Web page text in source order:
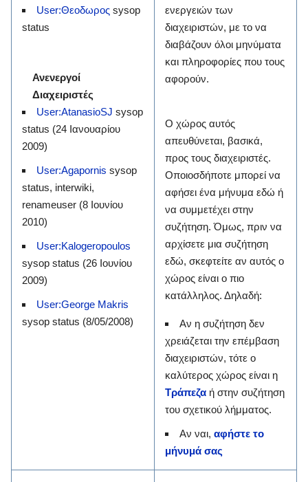
User:Θεοδωρος sysop
status
Ανενεργοί
Διαχειριστές
User:AtanasioSJ sysop
status (24 Ιανουαρίου
2009)
User:Agapornis ‎sysop
status, interwiki,
renameuser (8 Ιουνίου
2010)
User:Kalogeropoulos
sysop status (26 Ιουνίου
2009)
User:George Makris
‎sysop status (8/05/2008)
ενεργειών των
διαχειριστών, με το να
διαβάζουν όλοι μηνύματα
και πληροφορίες που τους
αφορούν.
Ο χώρος αυτός
απευθύνεται, βασικά,
προς τους διαχειριστές.
Οποιοσδήποτε μπορεί να
αφήσει ένα μήνυμα εδώ ή
να συμμετέχει στην
συζήτηση. Όμως, πριν να
αρχίσετε μια συζήτηση
εδώ, σκεφτείτε αν αυτός ο
χώρος είναι ο πιο
κατάλληλος. Δηλαδή:
Αν η συζήτηση δεν
χρειάζεται την επέμβαση
διαχειριστών, τότε ο
καλύτερος χώρος είναι η
Τράπεζα ή στην συζήτηση
του σχετικού λήμματος.
Αν ναι,αφήστε το
μήνυμά σας